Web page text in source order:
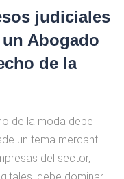
judiciales
Abogado
de la
de la moda debe
un tema mercantil
del sector,